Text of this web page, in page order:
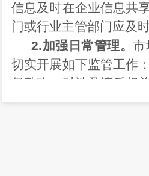
信息及时在企业信息共
门或行业主管部门应及
2.加强日常管理。市
切实开展如下监管工作：
促整改，对涉及违反相
加强身份信息核查，防